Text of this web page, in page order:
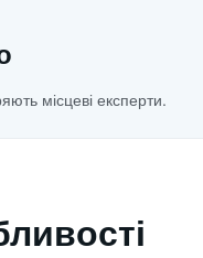
місцеві експерти.